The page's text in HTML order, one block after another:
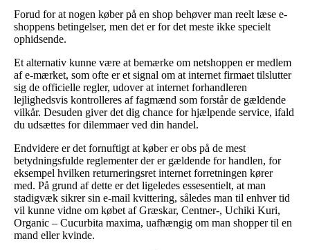
Forud for at nogen køber på en shop behøver man reelt læse e-
shoppens betingelser, men det er for det meste ikke specielt
ophidsende.
Et alternativ kunne være at bemærke om netshoppen er medlem
af e-mærket, som ofte er et signal om at internet firmaet tilslutter
sig de officielle regler, udover at internet forhandleren
lejlighedsvis kontrolleres af fagmænd som forstår de gældende
vilkår. Desuden giver det dig chance for hjælpende service, ifald
du udsættes for dilemmaer ved din handel.
Endvidere er det fornuftigt at køber er obs på de mest
betydningsfulde reglementer der er gældende for handlen, for
eksempel hvilken returneringsret internet forretningen kører
med. På grund af dette er det ligeledes essesentielt, at man
stadigvæk sikrer sin e-mail kvittering, således man til enhver tid
vil kunne vidne om købet af Græskar, Centner-, Uchiki Kuri,
Organic – Cucurbita maxima, uafhængig om man shopper til en
mand eller kvinde.